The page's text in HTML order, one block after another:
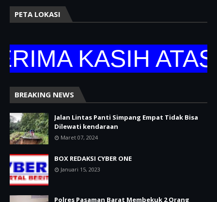
PETA LOKASI
KASIH ATAS
BREAKING NEWS
Jalan Lintas Panti Simpang Empat Tidak Bisa
Dilewati kendaraan
Maret 07, 2024
BOX REDAKSI CYBER ONE
Januari 15, 2023
Polres Pasaman Barat Membekuk 2 Orang